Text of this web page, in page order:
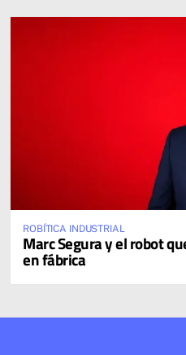
ROBÍTICA INDUSTRIAL
Marc Segura y el robot
en fábrica